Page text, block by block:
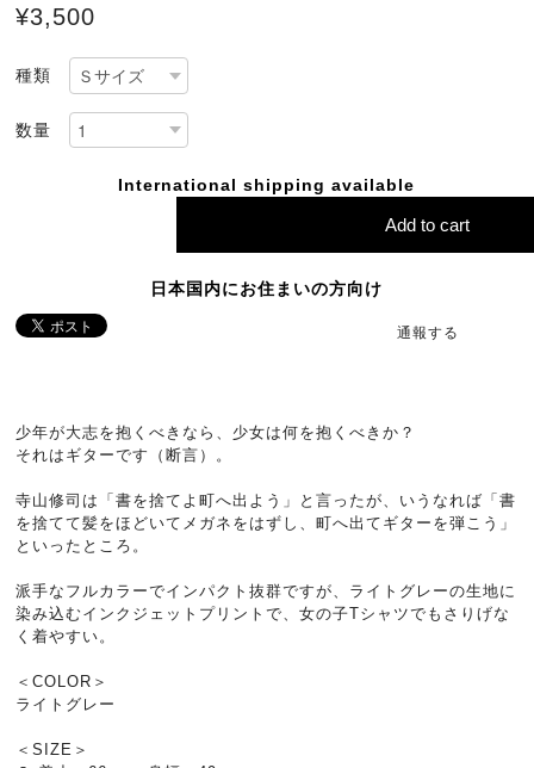
¥3,500
種類
数量
International shipping available
Add to cart
日本国内にお住まいの方向け
通報する
少年が大志を抱くべきなら、少女は何を抱くべきか？
それはギターです（断言）。
寺山修司は「書を捨てよ町へ出よう」と言ったが、いうなれば「書
を捨てて髪をほどいてメガネをはずし、町へ出てギターを弾こう」
といったところ。
派手なフルカラーでインパクト抜群ですが、ライトグレーの生地に
染み込むインクジェットプリントで、女の子Tシャツでもさりげな
く着やすい。
＜COLOR＞
ライトグレー
＜SIZE＞